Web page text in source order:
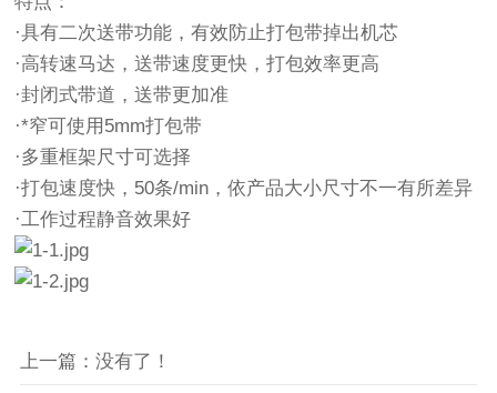
·具有二次送带功能，有效防止打包带掉出机芯
·高转速马达，送带速度更快，打包效率更高
·封闭式带道，送带更加准
·*窄可使用5mm打包带
·多重框架尺寸可选择
·打包速度快，50条/min，依产品大小尺寸不一有所差异
·工作过程静音效果好
上一篇：没有了！